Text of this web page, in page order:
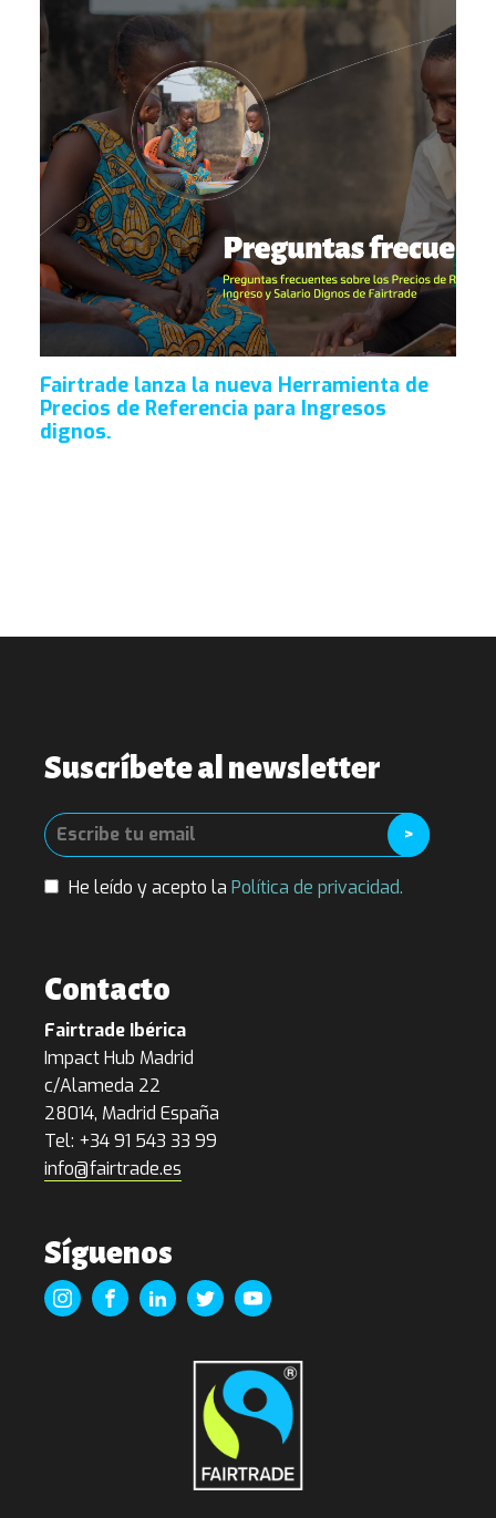
Fairtrade lanza la nueva Herramienta de
Precios de Referencia para Ingresos
dignos.
Suscríbete al newsletter
He leído y acepto la Política de privacidad.
Contacto
Fairtrade Ibérica
Impact Hub Madrid
c/Alameda 22
28014, Madrid España
Tel: +34 91 543 33 99
info@fairtrade.es
Síguenos